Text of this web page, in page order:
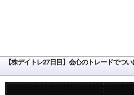
【株デイトレ27日目】会心のトレードでつい